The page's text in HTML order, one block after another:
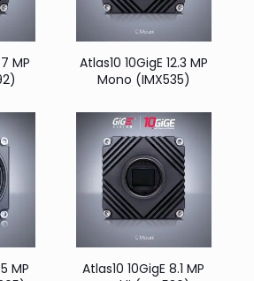
MP
Atlas10 10GigE 12.3 MP
Mono (IMX535)
MP
Atlas10 10GigE 8.1 MP